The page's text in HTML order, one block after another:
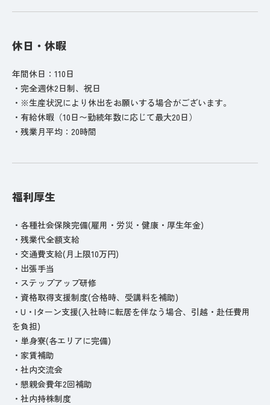
休日・休暇
年間休日：110日
・完全週休2日制、祝日
・※生産状況により休出をお願いする場合がございます。
・有給休暇（10日〜勤続年数に応じて最大20日）
・残業月平均：20時間
福利厚生
・各種社会保険完備(雇用・労災・健康・厚生年金)
・残業代全額支給
・交通費支給(月上限10万円)
・出張手当
・ステップアップ研修
・資格取得支援制度(合格時、受講料を補助)
・U・Iターン支援(入社時に転居を伴なう場合、引越・赴任費用
を負担)
・単身寮(各エリアに完備)
・家賃補助
・社内交流会
・懇親会費年2回補助
・社内持株制度